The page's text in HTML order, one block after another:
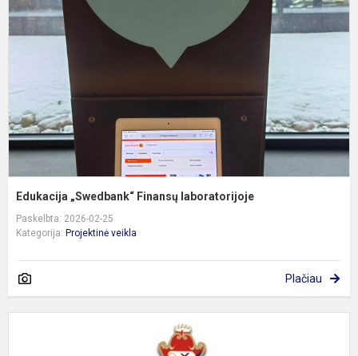
Edukacija „Swedbank“ Finansų laboratorijoje
Paskelbta: 2026-02-25
Kategorija: Projektinė veikla
Plačiau